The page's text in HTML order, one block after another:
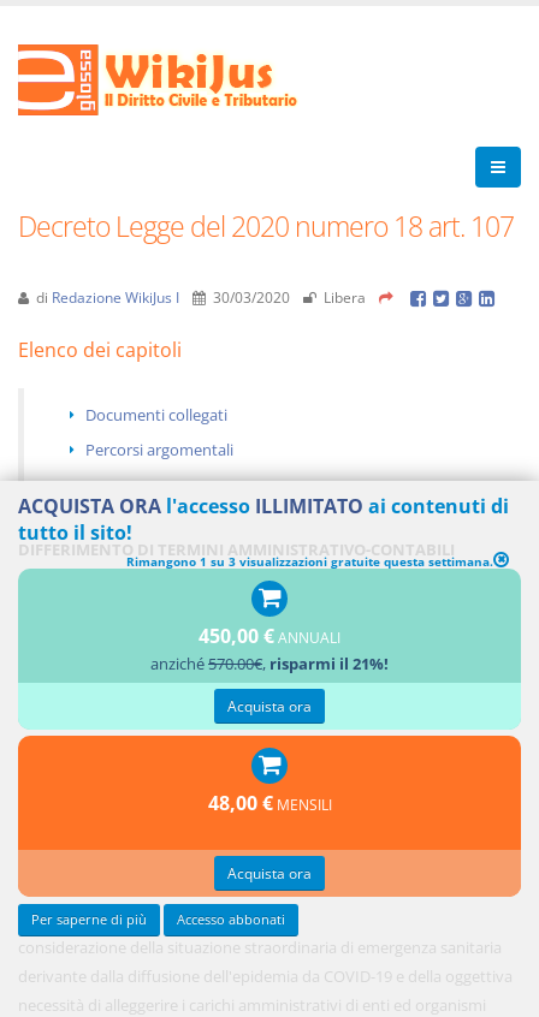
Decreto Legge del 2020 numero 18 art. 107
di Redazione WikiJus I 30/03/2020 Libera
Elenco dei capitoli
Documenti collegati
Percorsi argomentali
DIFFERIMENTO DI TERMINI AMMINISTRATIVO-CONTABILI
considerazione della situazione straordinaria di emergenza sanitaria
derivante dalla diffusione dell'epidemia da COVID-19 e della oggettiva
necessità di alleggerire i carichi amministrativi di enti ed organismi
ACQUISTA ORA l'accesso ILLIMITATO ai contenuti di
tutto il sito!
Rimangono 1 su 3 visualizzazioni gratuite questa settimana.
450,00 €ANNUALI
anziché570.00€, risparmi il 21%!
Acquista ora
48,00 € MENSILI
Acquista ora
Per saperne di più Accesso abbonati